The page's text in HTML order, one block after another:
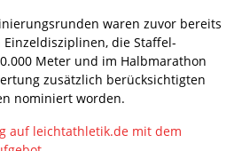
waren zuvor bereits
die Staffel-
Meter und im Halbmarathon
zusätzlich berücksichtigten
nominiert worden.
auf leichtathletik.de mit dem